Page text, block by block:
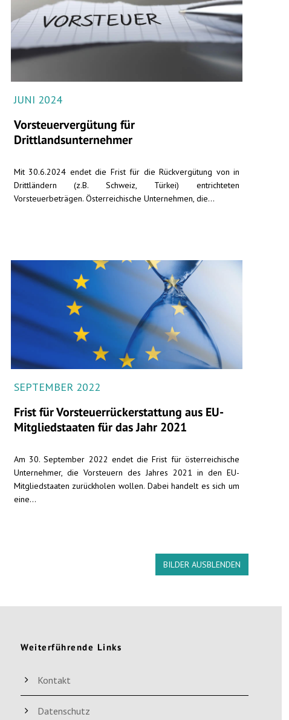
JUNI 2024
Vorsteuervergütung für
Drittlandsunternehmer
Mit 30.6.2024 endet die Frist für die Rückvergütung von in
Drittländern (z.B. Schweiz, Türkei) entrichteten
Vorsteuerbeträgen. Österreichische Unternehmen, die...
SEPTEMBER 2022
Frist für Vorsteuerrückerstattung aus EU-
Mitgliedstaaten für das Jahr 2021
Am 30. September 2022 endet die Frist für österreichische
Unternehmer, die Vorsteuern des Jahres 2021 in den EU-
Mitgliedstaaten zurückholen wollen. Dabei handelt es sich um
eine...
BILDER AUSBLENDEN
Weiterführende Links
Kontakt
Datenschutz